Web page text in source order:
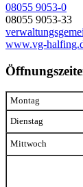
08055 9053-0
08055 9053-33
www.vg-
Montag
Dienstag
Mittwoch